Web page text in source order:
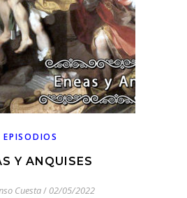
EPISODIOS
Y ANQUISES
Cuesta/ 02/05/2022